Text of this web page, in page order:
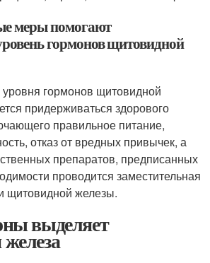
меры помогают
гормонов щитовидной
гормонов щитовидной
придерживаться здорового
правильное питание,
отказ от вредных привычек, а
препаратов, предписанных
проводится заместительная
щитовидной железы.
выделяет